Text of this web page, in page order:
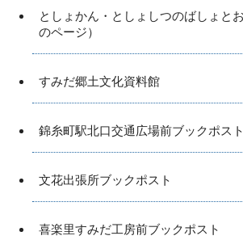
としょかん・としょしつのばしょと
のページ）
すみだ郷土文化資料館
錦糸町駅北口交通広場前ブックポスト
文花出張所ブックポスト
喜楽里すみだ工房前ブックポスト